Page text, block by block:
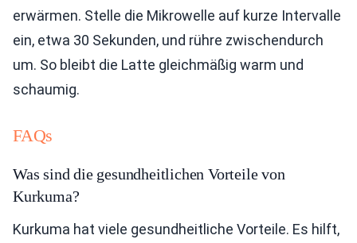
erwärmen. Stelle die Mikrowelle auf kurze Intervalle
ein, etwa 30 Sekunden, und rühre zwischendurch
um. So bleibt die Latte gleichmäßig warm und
schaumig.
FAQs
Was sind die gesundheitlichen Vorteile von
Kurkuma?
Kurkuma hat viele gesundheitliche Vorteile. Es hilft,